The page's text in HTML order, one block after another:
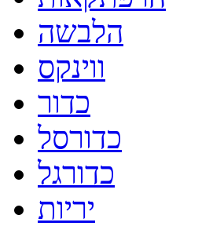
הלבשה
ווינקס
כדור
כדורסל
כדורגל
יריות